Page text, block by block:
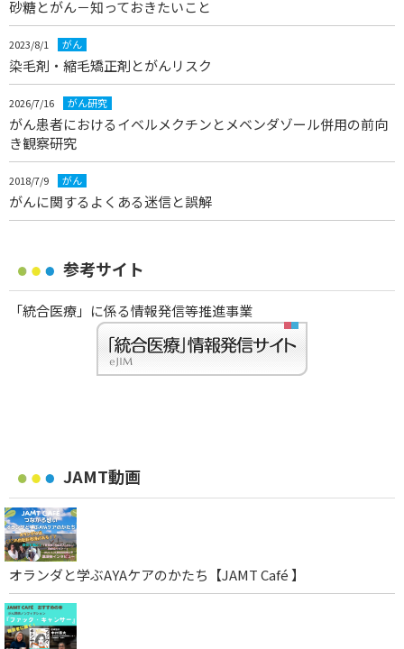
砂糖とがん－知っておきたいこと
2023/8/1 がん
染毛剤・縮毛矯正剤とがんリスク
2026/7/16 がん研究
がん患者におけるイベルメクチンとメベンダゾール併用の前向
き観察研究
2018/7/9 がん
がんに関するよくある迷信と誤解
参考サイト
「統合医療」に係る情報発信等推進事業
JAMT動画
オランダと学ぶAYAケアのかたち【JAMT Café 】